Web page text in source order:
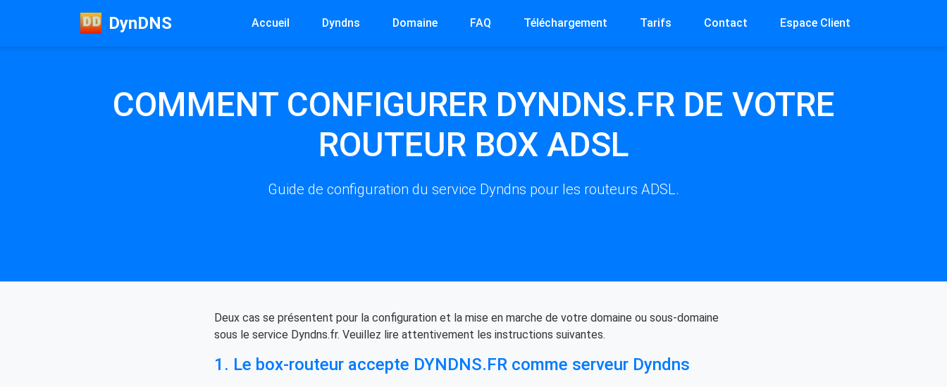
DynDNS Accueil Dyndns Domaine FAQ Téléchargement Tarifs Contact Espace Client
COMMENT CONFIGURER DYNDNS.FR DE VOTRE
ROUTEUR BOX ADSL
Guide de configuration du service Dyndns pour les routeurs ADSL.
Deux cas se présentent pour la configuration et la mise en marche de votre domaine ou sous-domaine
sous le service Dyndns.fr. Veuillez lire attentivement les instructions suivantes.
1. Le box-routeur accepte DYNDNS.FR comme serveur Dyndns